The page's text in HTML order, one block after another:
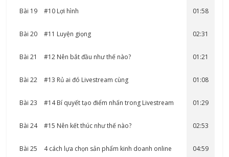
Bài 19 #10 Lợi hình 01:58
Bài 20 #11 Luyện giọng 02:31
Bài 21 #12 Nên bắt đầu như thế nào? 01:21
Bài 22 #13 Rủ ai đó Livestream cùng 01:08
Bài 23 #14 Bí quyết tạo điểm nhấn trong Livestream 01:29
Bài 24 #15 Nên kết thúc như thế nào? 02:53
Bài 25 4 cách lựa chọn sản phẩm kinh doanh online 04:59